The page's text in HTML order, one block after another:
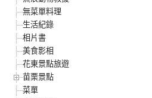
無菜單料理
生活紀錄
相片書
美食影相
花東景點旅遊
苗栗景點
菜單